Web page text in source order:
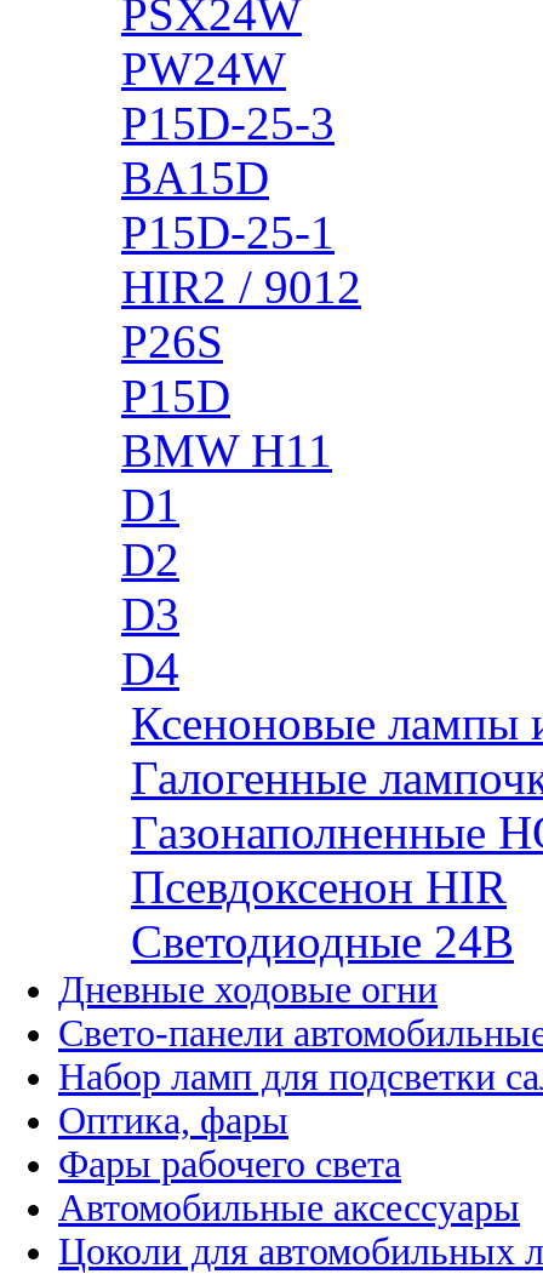
PSX24W
PW24W
P15D-25-3
BA15D
P15D-25-1
HIR2 / 9012
P26S
P15D
BMW H11
D1
D2
D3
D4
Ксеноновые лампы
Галогенные
Газонаполненные
Псевдоксенон HIR
Cветодиодные 24B
Дневные ходовые огни
Свето-панели
Набор ламп для подсветки
Оптика, фары
Фары рабочего света
Автомобильные аксессуары
Цоколи для автомобильных